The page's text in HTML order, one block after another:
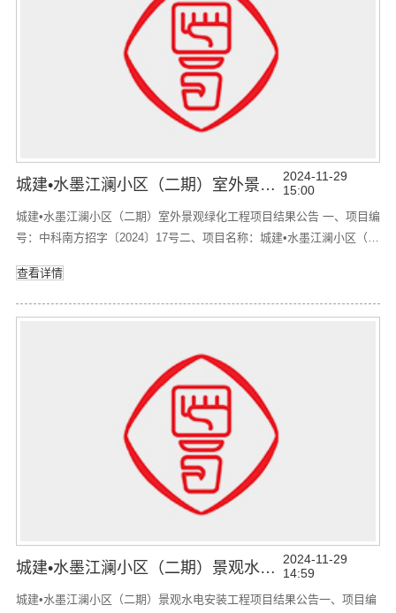
城建•水墨江澜小区（二期）室外景观绿化工程项目 结果公告
2024-11-29
15:00
城建•水墨江澜小区（二期）室外景观绿化工程项目结果公告 一、项目编
号：中科南方招字〔2024〕17号二、项目名称：城建•水墨江澜小区（二
（元）福建新宝龙建设发展有限公司福建省泉州市鲤城区浮桥街道滨江
社区江滨南路2215-1号7楼3220000.00四、主要标的信息：序号项目名称
查看详情
城建•水墨江澜小区（二期）景观水电安装工程项目 结果公告
2024-11-29
14:59
城建•水墨江澜小区（二期）景观水电安装工程项目结果公告一、项目编